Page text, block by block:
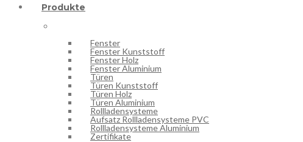
Produkte
Fenster
Fenster Kunststoff
Fenster Holz
Fenster Aluminium
Türen
Türen Kunststoff
Türen Holz
Türen Aluminium
Rollladensysteme
Aufsatz Rollladensysteme PVC
Rollladensysteme Aluminium
Zertifikate